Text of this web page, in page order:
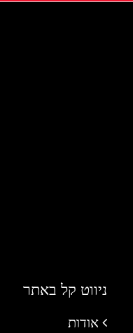
ניווט קל באתר
אודות